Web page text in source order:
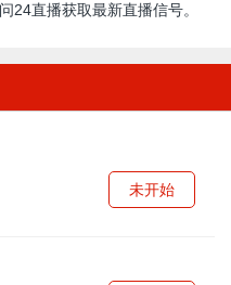
24直播获取最新直播信号。
未开始